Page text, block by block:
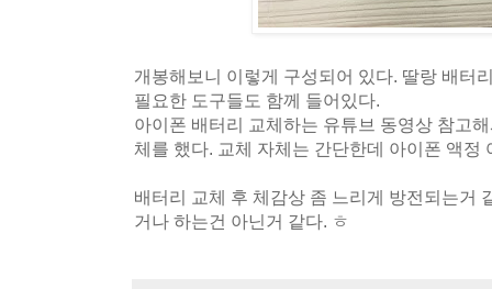
개봉해보니 이렇게 구성되어 있다. 딸랑 배터
필요한 도구들도 함께 들어있다.
아이폰 배터리 교체하는 유튜브 동영상 참고
체를 했다. 교체 자체는 간단한데 아이폰 액정
배터리 교체 후 체감상 좀 느리게 방전되는거
거나 하는건 아닌거 같다. ㅎ